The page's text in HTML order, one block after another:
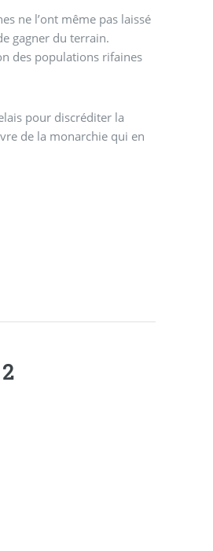
ne l’ont même pas laissé
gagner du terrain.
des populations rifaines
pour discréditer la
de la monarchie qui en